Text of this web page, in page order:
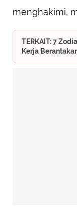
menghakimi,
TERKAIT: 7
Kerja